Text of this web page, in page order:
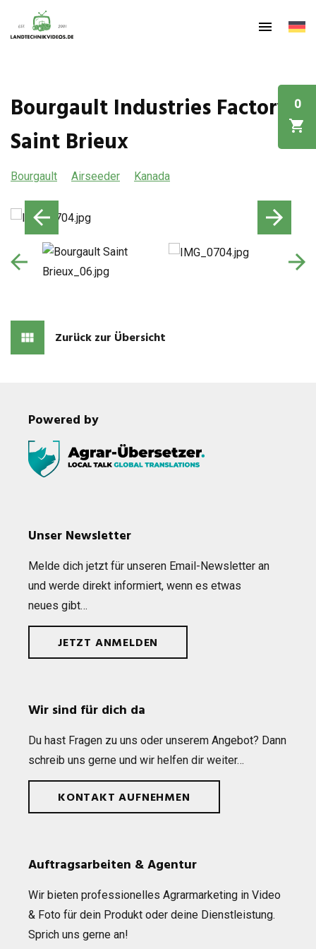
0
Bourgault Industries Factory
Saint Brieux
Bourgault Airseeder Kanada
Zurück zur Übersicht
Powered by
Unser Newsletter
Melde dich jetzt für unse­ren Email-News­let­ter an
und werde direkt infor­miert, wenn es etwas
neues gibt…
JETZT ANMELDEN
Wir sind für dich da
Du hast Fra­gen zu uns oder unse­rem Ange­bot? Dann
schreib uns gerne und wir hel­fen dir weiter…
KONTAKT AUFNEHMEN
Auftragsarbeiten & Agentur
Wir bie­ten pro­fes­sio­nel­les Agrar­mar­ke­ting in Video
& Foto für dein Pro­dukt oder deine Dienst­leis­tung.
Sprich uns gerne an!